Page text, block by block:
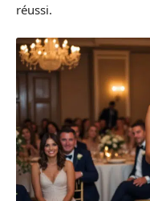
réussi.